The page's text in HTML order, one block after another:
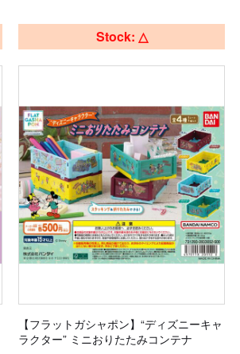
Stock: △
【フラットガシャポン】“ディズニーキャ
ラクター” ミニおりたたみコンテナ